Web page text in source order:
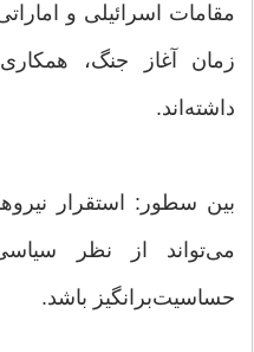
مقامات اسرائیلی و
زمان آغاز جنگ،
داشته‌اند.
بین سطور: استقرار
می‌تواند از نظر
حساسیت‌برانگیز باشد.